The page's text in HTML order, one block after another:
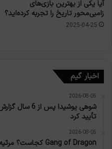
آیا یکی از بهترین بازی‌های
زامبی‌محور تاریخ را تجربه کرده‌اید؟
2025-04-25
اخبار گیم
2026-08-05
شوهی یوشیدا
تأیید کرد
2026-08-05
Gang of Dragon کجاست؟ مرثیه‌ای برای یک اژدها